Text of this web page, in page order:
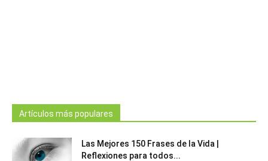
Artículos más populares
Las Mejores 150 Frases de la Vida |
Reflexiones para todos...